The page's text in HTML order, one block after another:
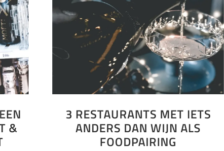
&
3 RESTAURANTS MET IETS
ANDERS DAN WIJN ALS
FOODPAIRING